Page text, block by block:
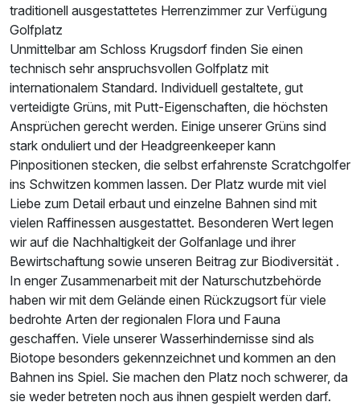
Ausstattung
Zusatznächte
Für 2 Tage p.P. ab129,00 €
traditionell ausgestattetes Herrenzimmer zur Verfügung
Golfplatz
Unmittelbar am Schloss Krugsdorf finden Sie einen
technisch sehr anspruchsvollen Golfplatz mit
internationalem Standard. Individuell gestaltete, gut
verteidigte Grüns, mit Putt-Eigenschaften, die höchsten
Ansprüchen gerecht werden. Einige unserer Grüns sind
stark onduliert und der Headgreenkeeper kann
Pinpositionen stecken, die selbst erfahrenste Scratchgolfer
ins Schwitzen kommen lassen. Der Platz wurde mit viel
Liebe zum Detail erbaut und einzelne Bahnen sind mit
vielen Raffinessen ausgestattet. Besonderen Wert legen
wir auf die Nachhaltigkeit der Golfanlage und ihrer
Bewirtschaftung sowie unseren Beitrag zur Biodiversität .
In enger Zusammenarbeit mit der Naturschutzbehörde
haben wir mit dem Gelände einen Rückzugsort für viele
bedrohte Arten der regionalen Flora und Fauna
geschaffen. Viele unserer Wasserhindernisse sind als
Biotope besonders gekennzeichnet und kommen an den
Bahnen ins Spiel. Sie machen den Platz noch schwerer, da
sie weder betreten noch aus ihnen gespielt werden darf.